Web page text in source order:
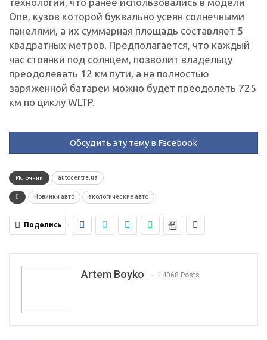
One, кузов которой буквально усеян солнечными
панелями, а их суммарная площадь составляет 5
квадратных метров. Предполагается, что каждый
час стоянки под солнцем, позволит владельцу
преодолевать 12 км пути, а на полностью
заряженной батареи можно будет преодолеть 725
км по циклу WLTP.
Обсудить эту тему в Facebook
Источник autocentre.ua
Новинки авто экологические авто
Поделись
Artem Boyko 14068 Posts